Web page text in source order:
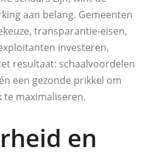
aan belang. Gemeenten
transparantie-eisen,
investeren,
resultaat: schaalvoordelen
een gezonde prikkel om
te maximaliseren.
en